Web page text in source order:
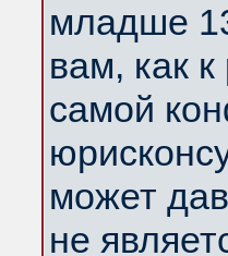
младше
вам, как
самой
может
не